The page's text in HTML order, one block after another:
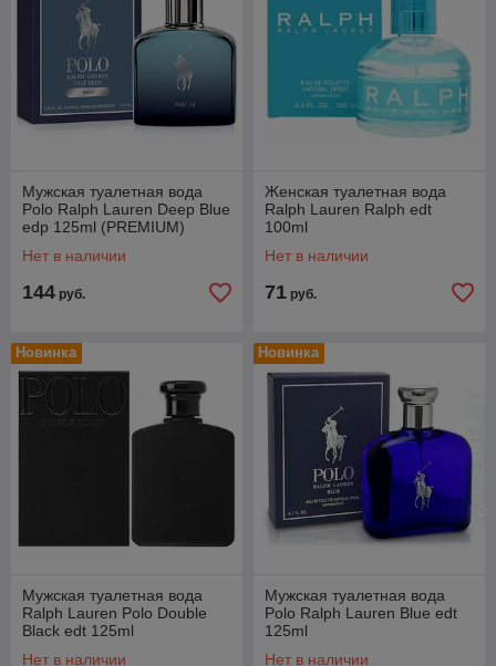
Мужская туалетная вода
Polo Ralph Lauren Deep Blue
edp 125ml (PREMIUM)
Нет в наличии
144 руб.
Женская туалетная вода
Ralph Lauren Ralph edt
100ml
Нет в наличии
71 руб.
Новинка
Мужская туалетная вода
Ralph Lauren Polo Double
Black edt 125ml
Нет в наличии
Новинка
Мужская туалетная вода
Polo Ralph Lauren Blue edt
125ml
Нет в наличии